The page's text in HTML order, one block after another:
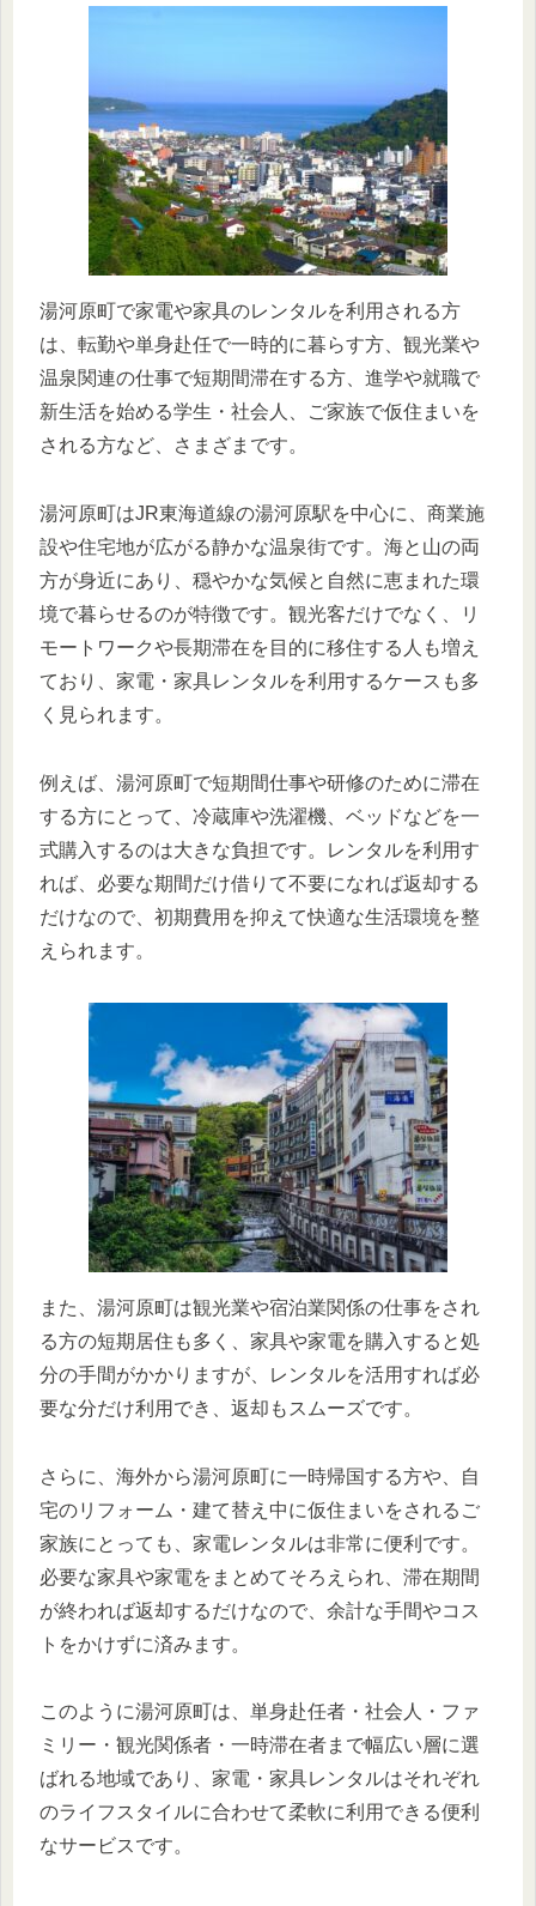
湯河原町で家電や家具のレンタルを利用される方
は、転勤や単身赴任で一時的に暮らす方、観光業や
温泉関連の仕事で短期間滞在する方、進学や就職で
新生活を始める学生・社会人、ご家族で仮住まいを
される方など、さまざまです。
湯河原町はJR東海道線の湯河原駅を中心に、商業施
設や住宅地が広がる静かな温泉街です。海と山の両
方が身近にあり、穏やかな気候と自然に恵まれた環
境で暮らせるのが特徴です。観光客だけでなく、リ
モートワークや長期滞在を目的に移住する人も増え
ており、家電・家具レンタルを利用するケースも多
く見られます。
例えば、湯河原町で短期間仕事や研修のために滞在
する方にとって、冷蔵庫や洗濯機、ベッドなどを一
式購入するのは大きな負担です。レンタルを利用す
れば、必要な期間だけ借りて不要になれば返却する
だけなので、初期費用を抑えて快適な生活環境を整
えられます。
また、湯河原町は観光業や宿泊業関係の仕事をされ
る方の短期居住も多く、家具や家電を購入すると処
分の手間がかかりますが、レンタルを活用すれば必
要な分だけ利用でき、返却もスムーズです。
さらに、海外から湯河原町に一時帰国する方や、自
宅のリフォーム・建て替え中に仮住まいをされるご
家族にとっても、家電レンタルは非常に便利です。
必要な家具や家電をまとめてそろえられ、滞在期間
が終われば返却するだけなので、余計な手間やコス
トをかけずに済みます。
このように湯河原町は、単身赴任者・社会人・ファ
ミリー・観光関係者・一時滞在者まで幅広い層に選
ばれる地域であり、家電・家具レンタルはそれぞれ
のライフスタイルに合わせて柔軟に利用できる便利
なサービスです。